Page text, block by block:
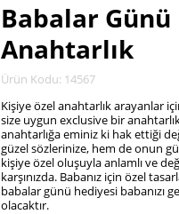
Babalar
Anahtarlık
Ürün Kodu: 14567
Kişiye özel anahtarlık arayanlar
size uygun exclusive bir
anahtarlığa eminiz ki hak ettiği
güzel sözlerinize, hem de onun
kişiye özel oluşuyla anlamlı ve
karşınızda. Babanız için özel
babalar günü hediyesi babanızı
olacaktır.